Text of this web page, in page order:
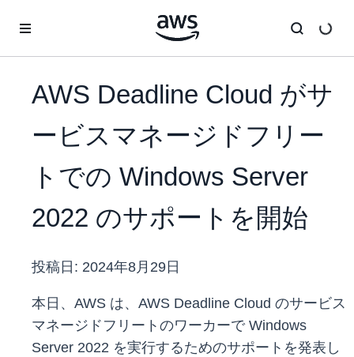
AWS Deadline Cloud がサ
ービスマネージドフリー
トでの Windows Server
2022 のサポートを開始
投稿日: 2024年8月29日
本日、AWS は、AWS Deadline Cloud のサービス
マネージドフリートのワーカーで Windows
Server 2022 を実行するためのサポートを発表し